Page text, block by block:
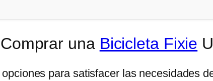
una Bicicleta Fixie
para satisfacer las necesidades